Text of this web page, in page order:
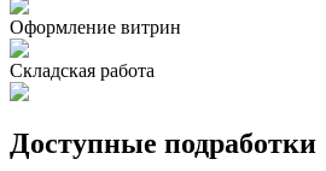
Оформление витрин
Складская работа
Доступные подработки